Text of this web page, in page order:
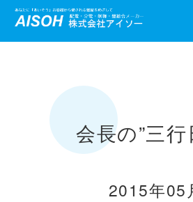
会長の”三行
2015年05